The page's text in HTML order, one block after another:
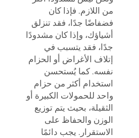
من اللازم. فإذا كان
فضفاضًا جدًا، فقد تنزلق
أشياؤك، وإذا كان مشدودًا
جدًا، فقد يتسبب في
إتلاف الأغراض أو الحزام
نفسه. كما يُستحسن
استخدام أكثر من حزام
واحد للحمولات الكبيرة أو
الثقيلة، بحيث يتم توزيع
الوزن والحفاظ على
الاستقرار. يجب دائمًا